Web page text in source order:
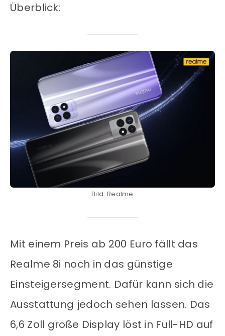
Überblick:
Bild: Realme
Mit einem Preis ab 200 Euro fällt das
Realme 8i noch in das günstige
Einsteigersegment. Dafür kann sich die
Ausstattung jedoch sehen lassen. Das
6,6 Zoll große Display löst in Full-HD auf